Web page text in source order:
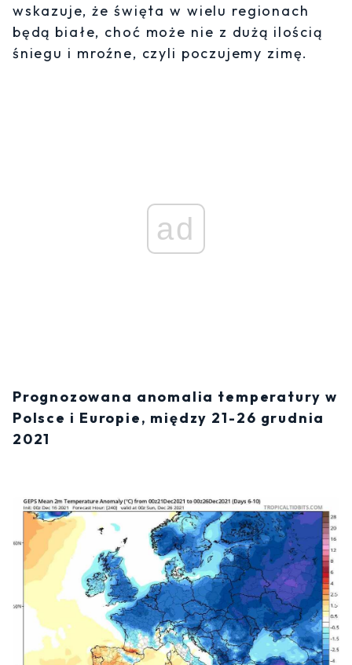
wskazuje, że święta w wielu regionach
będą białe, choć może nie z dużą ilością
śniegu i mroźne, czyli poczujemy zimę.
ad
Prognozowana anomalia temperatury w
Polsce i Europie, między 21-26 grudnia
2021